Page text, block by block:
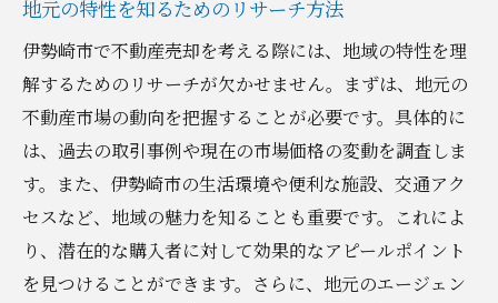
地元の特性を知るためのリサーチ方法
伊勢崎市で不動産売却を考える際には、地域の特性を理
解するためのリサーチが欠かせません。まずは、地元の
不動産市場の動向を把握することが必要です。具体的に
は、過去の取引事例や現在の市場価格の変動を調査しま
す。また、伊勢崎市の生活環境や便利な施設、交通アク
セスなど、地域の魅力を知ることも重要です。これによ
り、潜在的な購入者に対して効果的なアピールポイント
を見つけることができます。さらに、地元のエージェン